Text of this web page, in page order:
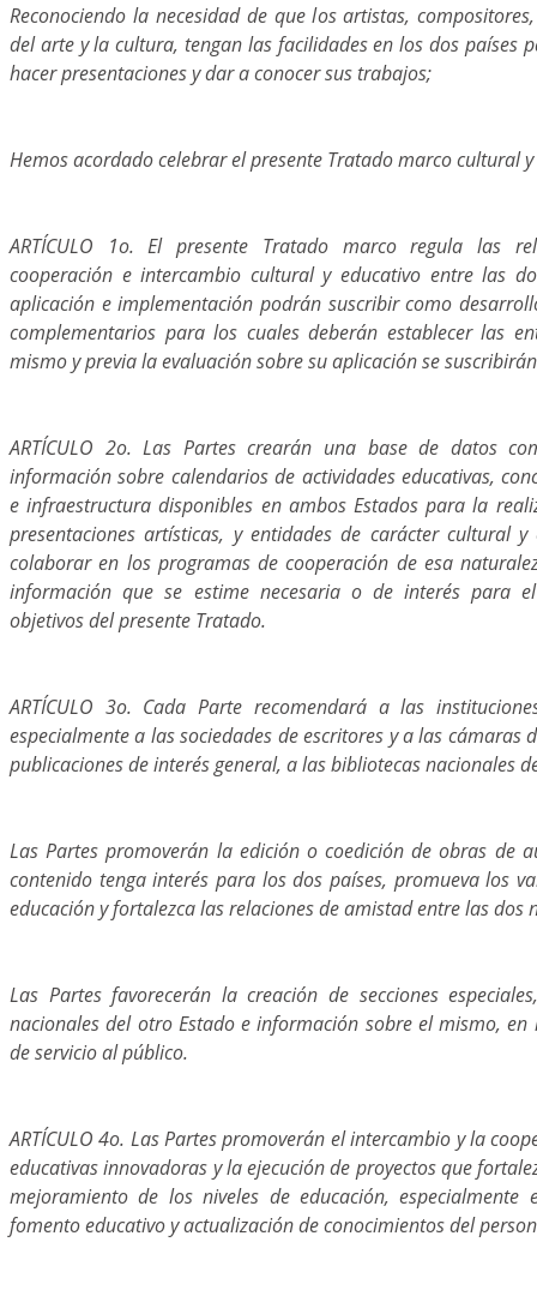
Reconociendo la necesidad de que los artistas,
del arte y la cultura, tengan las facilidades en los dos países
hacer presentaciones y dar a conocer sus trabajos;
Hemos acordado celebrar el presente Tratado marco cultural
ARTÍCULO 1o. El presente Tratado marco regula las
cooperación e intercambio cultural y educativo entre las
aplicación e implementación podrán suscribir como
complementarios para los cuales deberán establecer las
mismo y previa la evaluación sobre su aplicación se
ARTÍCULO 2o. Las Partes crearán una base de datos
información sobre calendarios de actividades educativas,
e infraestructura disponibles en ambos Estados para la
presentaciones artísticas, y entidades de carácter cultural
colaborar en los programas de cooperación de esa
información que se estime necesaria o de interés para
objetivos del presente Tratado.
ARTÍCULO 3o. Cada Parte recomendará a las
especialmente a las sociedades de escritores y a las cámaras
publicaciones de interés general, a las bibliotecas nacionales
Las Partes promoverán la edición o coedición de obras de
contenido tenga interés para los dos países, promueva los
educación y fortalezca las relaciones de amistad entre las dos
Las Partes favorecerán la creación de secciones
nacionales del otro Estado e información sobre el mismo, en
de servicio al público.
ARTÍCULO 4o. Las Partes promoverán el intercambio y la
educativas innovadoras y la ejecución de proyectos que
mejoramiento de los niveles de educación, especialmente
fomento educativo y actualización de conocimientos del